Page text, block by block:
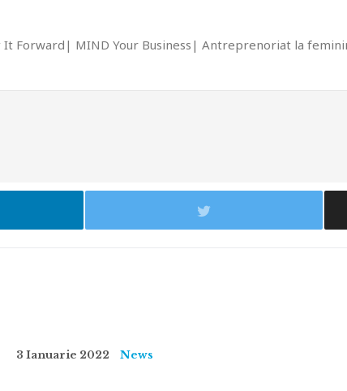
It Forward MIND Your Business Antreprenoriat la
3 Ianuarie 2022
News